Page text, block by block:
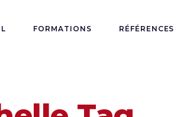
FORMATIONS RÉFÉRENCES